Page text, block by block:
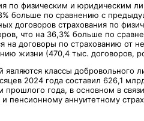
по физическим и юридическим
больше по сравнению с
договоров страхования по
что на 36,3% больше по
договоры по страхованию от
жизни (470,4 тыс. договоров,
классы добровольного
2024 года составил 626,1 млрд
года, в основном в
пенсионному аннуитетному